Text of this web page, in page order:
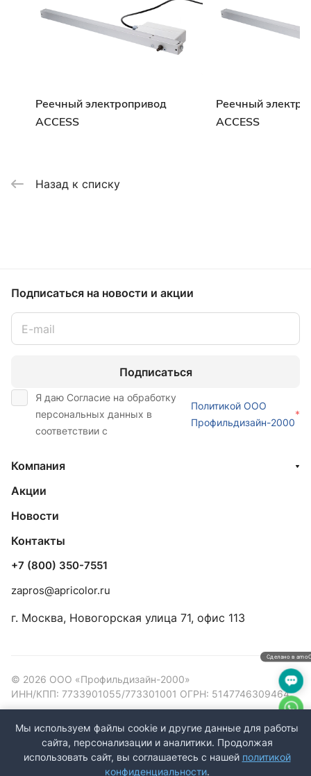
Реечный электропривод
ACCESS
Реечный
ACCESS
Назад к списку
Подписаться на новости и акции
Подписаться
Я даю Согласие на обработку
персональных данных в
соответствии с
Политикой ООО
Профильдизайн-2000
*
Компания
Акции
Новости
Контакты
+7 (800) 350-7551
zapros@apricolor.ru
г. Москва, Новогорская улица 71, офис 113
© 2026 ООО «Профильдизайн-2000»
ИНН/КПП: 7733901055/773301001 ОГРН: 5147746309464
Мы используем файлы cookie и другие данные для работы
сайта, персонализации и аналитики. Продолжая
использовать сайт, вы соглашаетесь с нашей политикой
конфиденциальности.
Сделано в